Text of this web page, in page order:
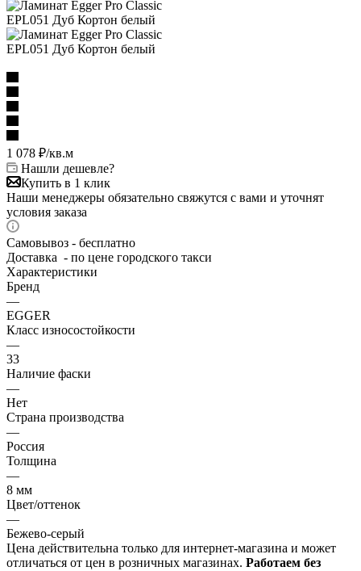
1 078 ₽/кв.м
Нашли дешевле?
Купить в 1 клик
Наши менеджеры обязательно свяжутся с вами и уточнят
условия заказа
Самовывоз - бесплатно
Доставка - по цене городского такси
Характеристики
Бренд
—
EGGER
Класс износостойкости
—
33
Наличие фаски
—
Нет
Страна производства
—
Россия
Толщина
—
8 мм
Цвет/оттенок
—
Бежево-серый
Цена действительна только для интернет-магазина и может
отличаться от цен в розничных магазинах. Работаем без